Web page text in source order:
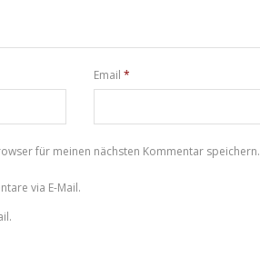
Email *
für meinen nächsten Kommentar speichern.
via E-Mail.